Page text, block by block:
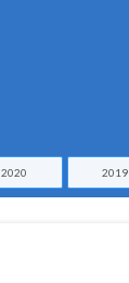
2020 2019